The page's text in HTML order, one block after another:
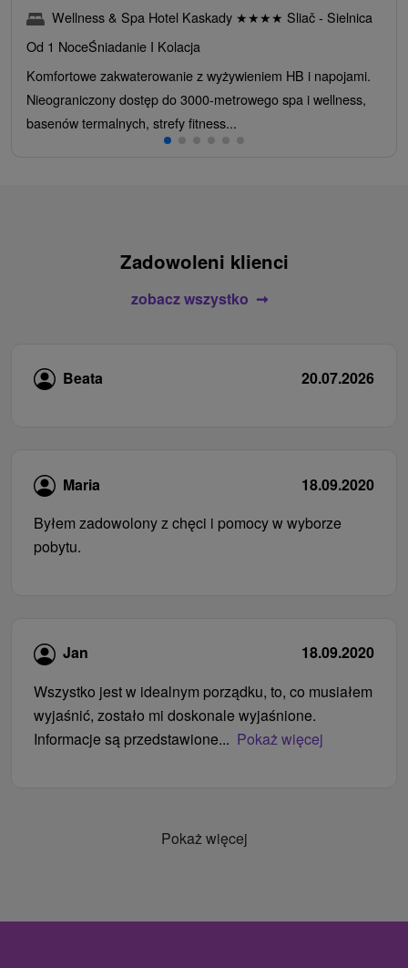
Wellness & Spa Hotel Kaskady ★★★★ Sliač - Sielnica
Od 1 NoceŚniadanie I Kolacja
Komfortowe zakwaterowanie z wyżywieniem HB i napojami.
Nieograniczony dostęp do 3000-metrowego spa i wellness,
basenów termalnych, strefy fitness...
Zadowoleni klienci
zobacz wszystko
Beata 20.07.2026
Maria
18.09.2020
Byłem zadowolony z chęci i pomocy w wyborze
pobytu.
Jan
18.09.2020
Wszystko jest w idealnym porządku, to, co musiałem
wyjaśnić, zostało mi doskonale wyjaśnione.
Informacje są przedstawione... Pokaż więcej
Pokaż więcej